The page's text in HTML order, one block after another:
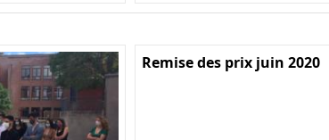
Remise des prix juin 2020